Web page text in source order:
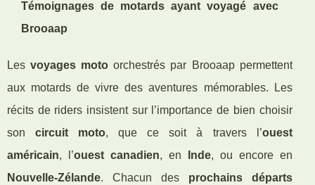
Témoignages de motards ayant voyagé avec
Brooaap
Lesvoyages moto orchestrés par Brooaap permettent
aux motards de vivre des aventures mémorables. Les
récits de riders insistent sur l’importance de bien choisir
soncircuit moto, que ce soit à travers l’ouest
américain, l’ouest canadien, en Inde, ou encore en
Nouvelle-Zélande. Chacun des prochains départs